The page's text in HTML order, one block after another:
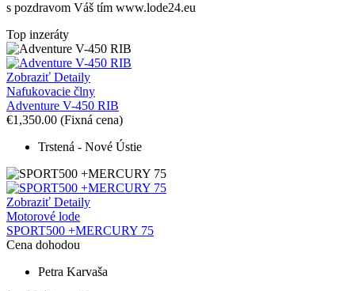
s pozdravom Váš tím www.lode24.eu
Top inzeráty
Zobraziť Detaily
Nafukovacie člny
Adventure V-450 RIB
€1,350.00 (Fixná cena)
Trstená - Nové Ústie
Zobraziť Detaily
Motorové lode
SPORT500 +MERCURY 75
Cena dohodou
Petra Karvaša